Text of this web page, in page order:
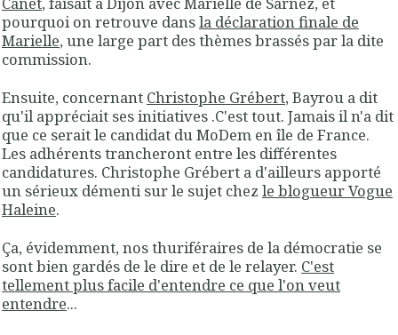
pourquoi on retrouve dansla déclaration finale de
Marielle, une large part des thèmes brassés par la dite
commission.
Ensuite, concernant Christophe Grébert, Bayrou a dit
qu'il appréciait ses initiatives .C'est tout. Jamais il n'a dit
que ce serait le candidat du MoDem en île de France.
Les adhérents trancheront entre les différentes
candidatures. Christophe Grébert a d'ailleurs apporté
un sérieux démenti sur le sujet chez le blogueur Vogue
Haleine.
Ça, évidemment, nos thuriféraires de la démocratie se
sont bien gardés de le dire et de le relayer. C'est
tellement plus facile d'entendre ce que l'on veut
entendre...